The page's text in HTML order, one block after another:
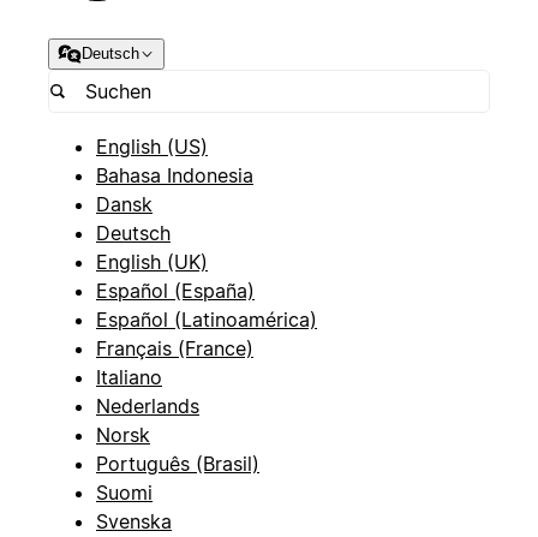
Deutsch
English (US)
Bahasa Indonesia
Dansk
Deutsch
English (UK)
Español (España)
Español (Latinoamérica)
Français (France)
Italiano
Nederlands
Norsk
Português (Brasil)
Suomi
Svenska